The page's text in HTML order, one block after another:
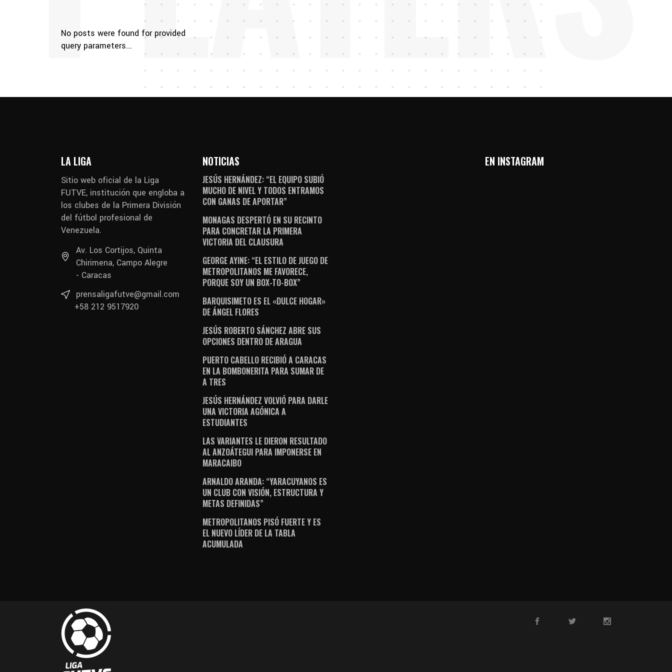
No posts were found for provided
query parameters...
LA LIGA
Sitio web oficial de la Liga
FUTVE, institución que engloba a
los clubes de la Primera División
del fútbol profesional de
Venezuela.
Av. Los Cortijos, Quinta
Chirimena, Campo Alegre
- Caracas
prensaligafutve@gmail.com
+58 212 9517920
NOTICIAS
JESÚS HERNÁNDEZ: “EL EQUIPO SUBIÓ
MUCHO DE NIVEL Y TODOS ENTRAMOS
CON GANAS DE APORTAR”
MONAGAS DESPERTÓ EN SU RECINTO
PARA CONCRETAR LA PRIMERA
VICTORIA DEL CLAUSURA
GEORGE AYINE: “EL ESTILO DE JUEGO DE
METROPOLITANOS ME FAVORECE,
PORQUE SOY UN BOX-TO-BOX”
BARQUISIMETO ES EL «DULCE HOGAR»
DE ÁNGEL FLORES
JESÚS ROBERTO SÁNCHEZ ABRE SUS
OPCIONES DENTRO DE ARAGUA
PUERTO CABELLO RECIBIÓ A CARACAS
EN LA BOMBONERITA PARA SUMAR DE
A TRES
JESÚS HERNÁNDEZ VOLVIÓ PARA DARLE
UNA VICTORIA AGÓNICA A
ESTUDIANTES
LAS VARIANTES LE DIERON RESULTADO
AL ANZOÁTEGUI PARA IMPONERSE EN
MARACAIBO
ARNALDO ARANDA: “YARACUYANOS ES
UN CLUB CON VISIÓN, ESTRUCTURA Y
METAS DEFINIDAS”
METROPOLITANOS PISÓ FUERTE Y ES
EL NUEVO LÍDER DE LA TABLA
ACUMULADA
EN INSTAGRAM